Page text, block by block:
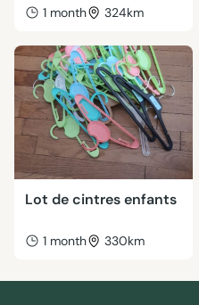
1 month 324km
Lot de cintres enfants
1 month 330km